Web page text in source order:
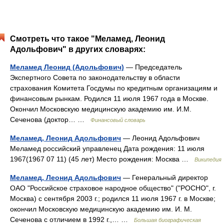
Смотреть что такое "Меламед, Леонид
Адольфович" в других словарях:
Меламед Леонид (Адольфович) — Председатель
Экспертного Совета по законодательству в области
страхования Комитета Госдумы по кредитным организациям и
финансовым рынкам. Родился 11 июля 1967 года в Москве.
Окончил Московскую медицинскую академию им. И.М.
Сеченова (доктор… …
Финансовый словарь
Меламед, Леонид Адольфович — Леонид Адольфович
Меламед российский управленец Дата рождения: 11 июля
1967(1967 07 11) (45 лет) Место рождения: Москва …
Википедия
Меламед, Леонид Адольфович — Генеральный директор
ОАО "Российское страховое народное общество" ("РОСНО", г.
Москва) с сентября 2003 г.; родился 11 июля 1967 г. в Москве;
окончил Московскую медицинскую академию им. И. М.
Сеченова с отличием в 1992 г.,… …
Большая биографическая